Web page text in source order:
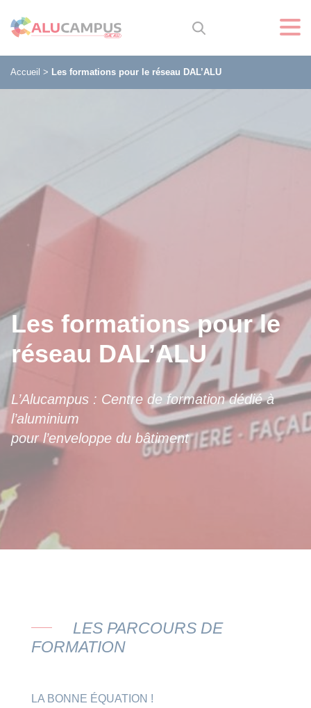
Accueil > Les formations pour le réseau DAL’ALU
Les formations pour le
réseau DAL’ALU
L’Alucampus : Centre de formation dédié à
l’aluminium
pour l’enveloppe du bâtiment
LES PARCOURS DE
FORMATION
LA BONNE ÉQUATION !